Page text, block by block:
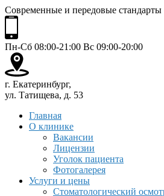
Современные и передовые стандарты
Пн-Сб 08:00-21:00 Вс 09:00-20:00
г. Екатеринбург,
ул. Татищева, д. 53
Главная
О клинике
Вакансии
Лицензии
Уголок пациента
Фотогалерея
Услуги и цены
Стоматологический